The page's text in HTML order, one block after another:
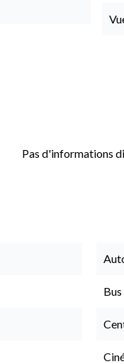
Pas d'informations
Bus